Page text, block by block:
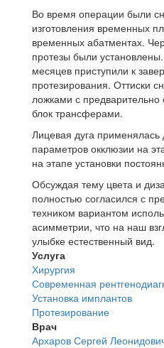
Во время операции были
изготовления временных
временных абатментах.
протезы были
месяцев приступили к
протезирования. Оттиски
ложками с
блок трансферами.
Лицевая дуга
параметров окклюзии на
на этапе установки
Обсуждая тему цвета и
полностью согласился с
техником вариантом
асимметрии, что на наш
улыбке естественный вид.
Услуга
Хирургия
Современная
Установка имплантов
Протезирование
Врач
Архаров Сергей